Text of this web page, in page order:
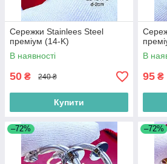
Сережки Stainlees Steel
преміум (14-K)
В наявності
50 ₴ 240 ₴
Купити
В
95 ₴
–72% –72%